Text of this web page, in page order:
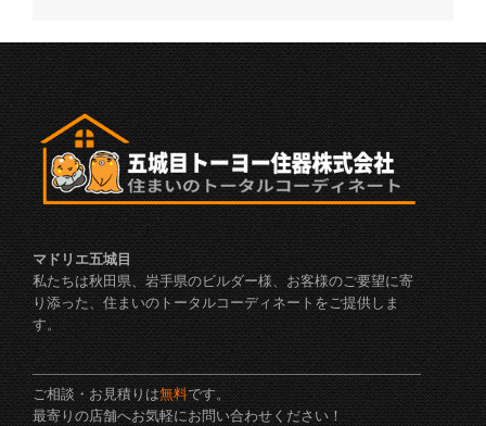
マドリエ五城目
私たちは秋田県、岩手県のビルダー様、お客様のご要望に寄
り添った、住まいのトータルコーディネートをご提供しま
す。
ご相談・お見積りは無料です。
最寄りの店舗へお気軽にお問い合わせください！